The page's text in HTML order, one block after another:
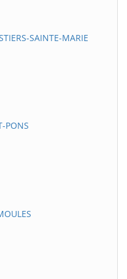
SAINTE-MARIE
PONS